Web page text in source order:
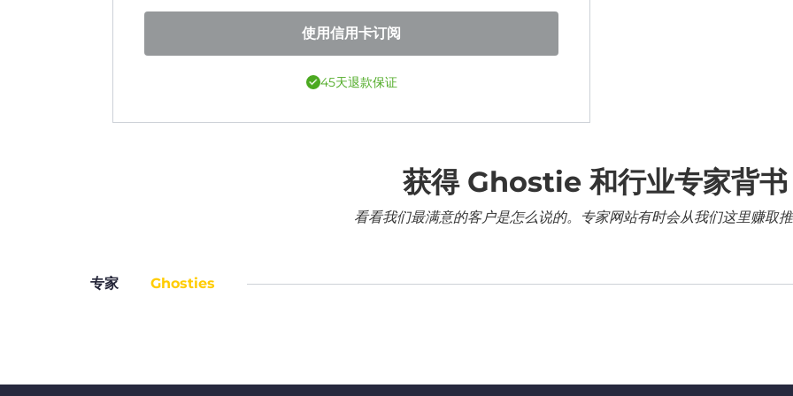
使用信用卡订阅
45天退款保证
获得 Ghostie 和行业专家背书
看看我们最满意的客户是怎么说的。专家网站有时会从我们这里赚取推
专家 Ghosties